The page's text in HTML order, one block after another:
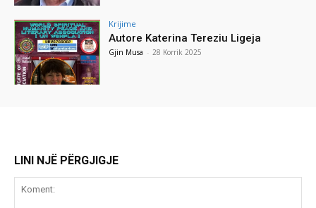
Krijime
Autore Katerina Tereziu Ligeja
Gjin Musa - 28 Korrik 2025
LINI NJË PËRGJIGJE